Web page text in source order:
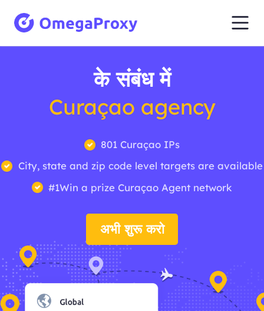
के संबंध में
Curaçao agency
801 Curaçao IPs
City, state and zip code level targets are available
#1Win a prize Curaçao Agent network
अभी शुरू करो